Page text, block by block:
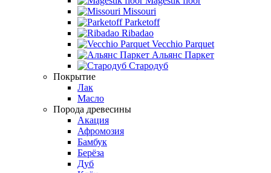
Missouri
Parketoff
Ribadao
Vecchio Parquet
Альянс Паркет
Стародуб
Покрытие
Лак
Масло
Порода древесины
Акация
Афромозия
Бамбук
Берёза
Дуб